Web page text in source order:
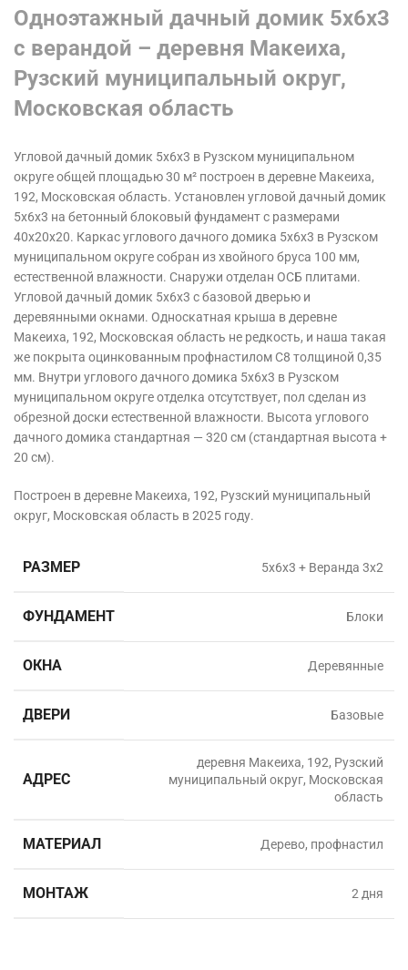
Одноэтажный дачный домик 5х6х3
с верандой – деревня Макеиха,
Рузский муниципальный округ,
Московская область
Угловой дачный домик 5x6x3 в Рузском муниципальном
округе общей площадью 30 м² построен в деревне Макеиха,
192, Московская область. Установлен угловой дачный домик
5x6x3 на бетонный блоковый фундамент с размерами
40х20х20. Каркас углового дачного домика 5x6x3 в Рузском
муниципальном округе собран из хвойного бруса 100 мм,
естественной влажности. Снаружи отделан ОСБ плитами.
Угловой дачный домик 5x6x3 с базовой дверью и
деревянными окнами. Односкатная крыша в деревне
Макеиха, 192, Московская область не редкость, и наша такая
же покрыта оцинкованным профнастилом С8 толщиной 0,35
мм. Внутри углового дачного домика 5x6x3 в Рузском
муниципальном округе отделка отсутствует, пол сделан из
обрезной доски естественной влажности. Высота углового
дачного домика стандартная — 320 см (стандартная высота +
20 см).
Построен в деревне Макеиха, 192, Рузский муниципальный
округ, Московская область в 2025 году.
РАЗМЕР 5х6х3 + Веранда 3х2
ФУНДАМЕНТ Блоки
ОКНА Деревянные
ДВЕРИ Базовые
АДРЕС
деревня Макеиха, 192, Рузский
муниципальный округ, Московская
область
МАТЕРИАЛ Дерево, профнастил
МОНТАЖ 2 дня